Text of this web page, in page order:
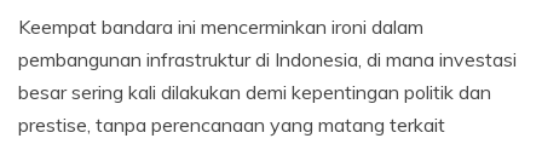
Keempat bandara ini mencerminkan ironi dalam
pembangunan infrastruktur di Indonesia, di mana investasi
besar sering kali dilakukan demi kepentingan politik dan
prestise, tanpa perencanaan yang matang terkait